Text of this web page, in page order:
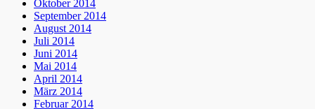
Oktober 2014
September 2014
August 2014
Juli 2014
Juni 2014
Mai 2014
April 2014
März 2014
Februar 2014